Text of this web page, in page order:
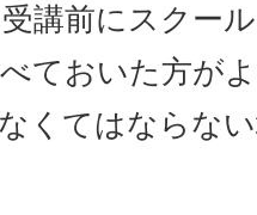
講前にスクー
ておいた方が
くてはならな